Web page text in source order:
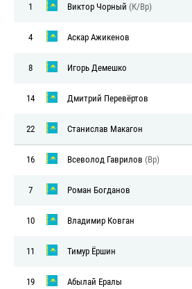
1 Виктор Чорный (К/Вр)
4 Аскар Ажикенов
8 Игорь Демешко
14 Дмитрий Перевёртов
22 Станислав Макагон
16 Всеволод Гаврилов (Вр)
7 Роман Богданов
10 Владимир Ковган
11 Тимур Ёршин
19 Абылай Ералы